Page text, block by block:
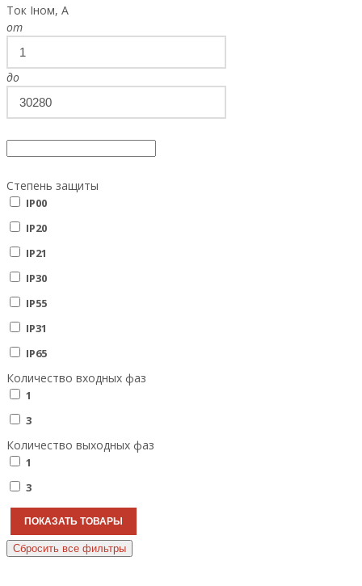
Ток Iном, А
от
до
Степень защиты
IP00
IP20
IP21
IP30
IP55
IP31
IP65
Количество входных фаз
1
3
Количество выходных фаз
1
3